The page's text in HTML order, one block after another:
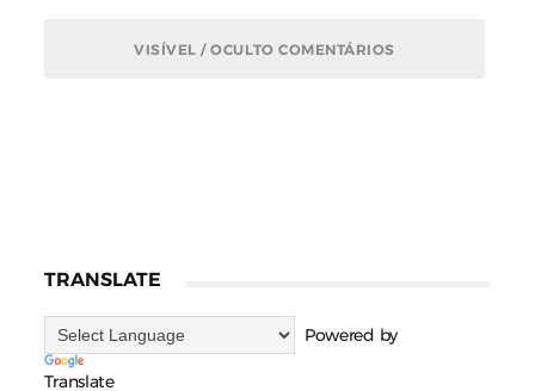
VISÍVEL / OCULTO COMENTÁRIOS
TRANSLATE
Powered by
Translate